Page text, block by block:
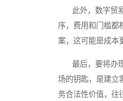
此外，数字贸易
序，费用和门槛都
案，这可能是成本
最后，要将办理
场的钥匙，是建立
务合法性价值，往